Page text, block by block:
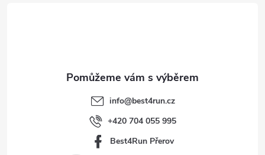
info@best4run.cz
+420 704 055 995
Best4Run Přerov